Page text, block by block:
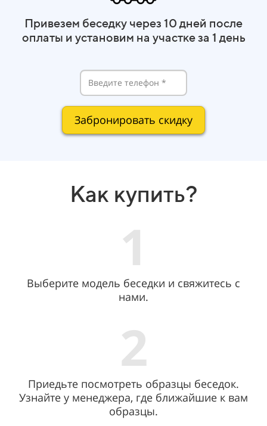
Привезем беседку через 10 дней после
оплаты и установим на участке за 1 день
Забронировать скидку
Как купить?
1
Выберите модель беседки и свяжитесь с
нами.
2
Приедьте посмотреть образцы беседок.
Узнайте у менеджера, где ближайшие к вам
образцы.